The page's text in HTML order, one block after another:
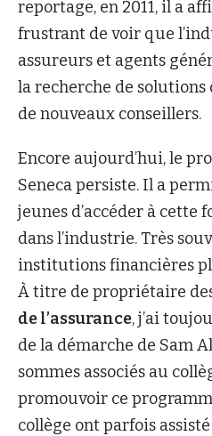
reportage, en 2011, il a
frustrant de voir que
assureurs et agents
la recherche de
de nouveaux conseillers.
Encore aujourd’hui, le
Seneca persiste. Il a
jeunes d’accéder à cette
dans l’industrie. Très
institutions financières
À titre de propriétaire
de l’assurance, j’ai
de la démarche de Sam
sommes associés au
promouvoir ce
collège ont parfois